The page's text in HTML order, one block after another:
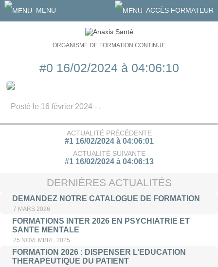
MENU ACCÈS FORMATEUR
ORGANISME DE FORMATION CONTINUE
#0 16/02/2024 à 04:06:10
Posté le 16 février 2024 - .
ACTUALITÉ PRÉCÉDENTE
#1 16/02/2024 à 04:06:01
ACTUALITÉ SUIVANTE
#1 16/02/2024 à 04:06:13
DERNIÈRES ACTUALITÉS
DEMANDEZ NOTRE CATALOGUE DE FORMATION
7 MARS 2026
FORMATIONS INTER 2026 EN PSYCHIATRIE ET
SANTE MENTALE
25 NOVEMBRE 2025
FORMATION 2026 : DISPENSER L’EDUCATION
THERAPEUTIQUE DU PATIENT